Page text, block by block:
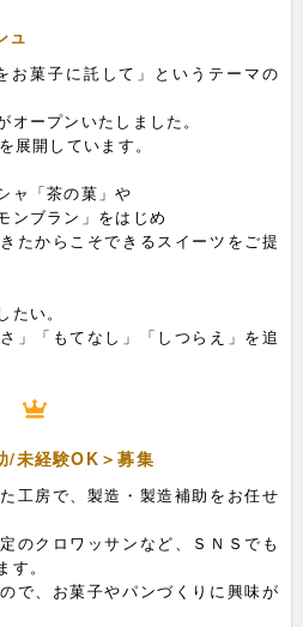
ュ
お菓子に託して」というテーマの
ープンいたしました。
展開しています。
ャ「茶の菓」や
ンブラン」をはじめ
たからこそできるスイーツをご提
い。
」「もてなし」「しつらえ」を追
/未経験OK＞募集
工房で、製造・製造補助をお任せ
のクロワッサンなど、ＳＮＳでも
。
で、お菓子やパンづくりに興味が